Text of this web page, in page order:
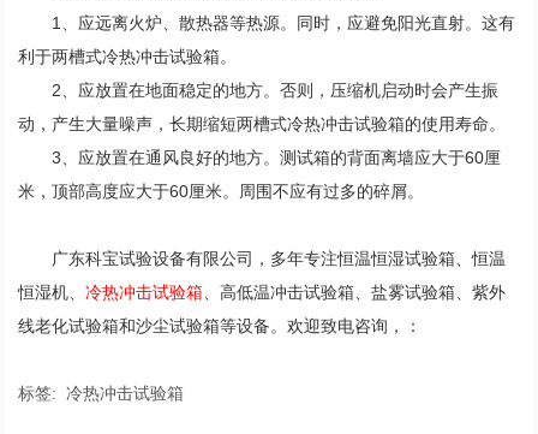
1、应远离火炉、散热器等热源。同时，应避免阳光直射。这有
利于两槽式冷热冲击试验箱。
2、应放置在地面稳定的地方。否则，压缩机启动时会产生振
动，产生大量噪声，长期缩短两槽式冷热冲击试验箱的使用寿命。
3、应放置在通风良好的地方。测试箱的背面离墙应大于60厘
米，顶部高度应大于60厘米。周围不应有过多的碎屑。
广东科宝试验设备有限公司，多年专注恒温恒湿试验箱、恒温
恒湿机、冷热冲击试验箱 、高低温冲击试验箱、盐雾试验箱、紫外
线老化试验箱和沙尘试验箱等设备。欢迎致电咨询，：
标签: 冷热冲击试验箱